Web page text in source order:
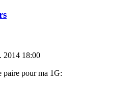
2014 18:00
paire pour ma 1G: